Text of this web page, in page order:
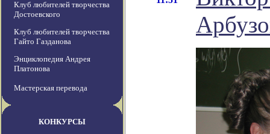
Клуб любителей творчества
Достоевского
Клуб любителей творчества
Гайто Газданова
Энциклопедия Андрея
Платонова
Мастерская перевода
КОНКУРСЫ